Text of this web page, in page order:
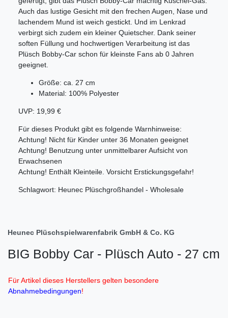
Auch das lustige Gesicht mit den frechen Augen, Nase und
lachendem Mund ist weich gestickt. Und im Lenkrad
verbirgt sich zudem ein kleiner Quietscher. Dank seiner
soften Füllung und hochwertigen Verarbeitung ist das
Plüsch Bobby-Car schon für kleinste Fans ab 0 Jahren
geeignet.
Größe: ca. 27 cm
Material: 100% Polyester
UVP: 19,99 €
Für dieses Produkt gibt es folgende Warnhinweise:
Achtung! Nicht für Kinder unter 36 Monaten geeignet
Achtung! Benutzung unter unmittelbarer Aufsicht von
Erwachsenen
Achtung! Enthält Kleinteile. Vorsicht Erstickungsgefahr!
Schlagwort: Heunec Plüschgroßhandel - Wholesale
Heunec Plüschspielwarenfabrik GmbH & Co. KG
BIG Bobby Car - Plüsch Auto - 27 cm
Für Artikel dieses Herstellers gelten besondere
Abnahmebedingungen!